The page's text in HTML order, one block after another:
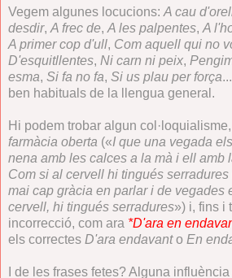
Vegem algunes locucions: A cau
desdir, A frec de, A les palpentes, A
A primer cop d'ull, Com aquell qui no
D'esquitllentes, Ni carn ni peix,
esma, Si fa no fa, Si us plau per força
ben habituals de la llengua general.
Hi podem trobar algun
farmàcia oberta («I que una vegada
nena amb les calces a la mà i ell amb
Com si al cervell hi tingués serradures
mai cap gràcia en parlar i de vegades
cervell, hi tingués serradures») i, fins i
incorrecció, com ara *D'ara en
els correctes D'ara endavanto En
I de les frases fetes? Alguna